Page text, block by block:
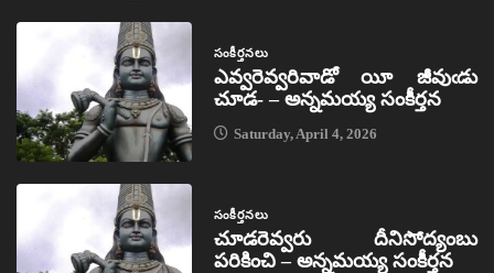
సంకీర్తనలు
ఎవ్వరెవ్వరివాడో యీ జీవుఁడు
చూడ- – అన్నమయ్య సంకీర్తన
Saturday, April 4, 2026
సంకీర్తనలు
చూడరెవ్వరు దీనిసోద్యంబు
పరికించి – అన్నమయ్య సంకీర్తన